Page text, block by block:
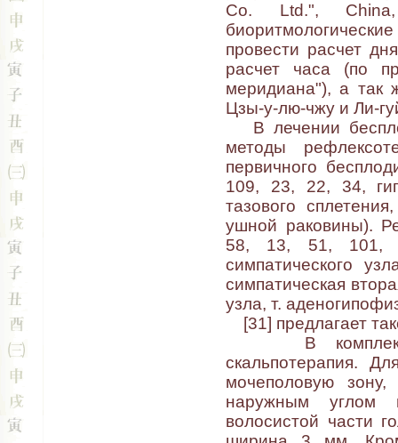
Co. Ltd.", China,
провести расчет
расчет часа (по
меридиана"), а так
Цзы-у-лю-чжу и Ли-
В лечении
методы
первичного
109, 23, 22, 34,
тазового
ушной раковины).
58, 13, 51, 101,
симпатического
симпатическая
узла, т.
[31] предлагает
В
скальпотерапия.
мочеполовую
наружным углом
волосистой части